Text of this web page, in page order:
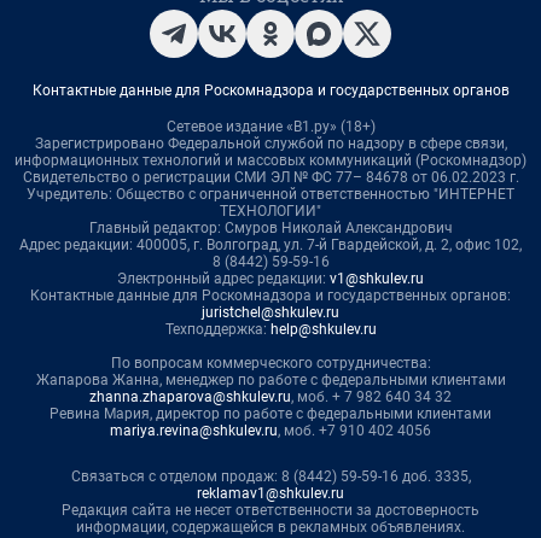
Контактные данные для Роскомнадзора и государственных органов
Сетевое издание «В1.ру» (18+)
Зарегистрировано Федеральной службой по надзору в сфере связи,
информационных технологий и массовых коммуникаций (Роскомнадзор)
Свидетельство о регистрации СМИ ЭЛ № ФС 77– 84678 от 06.02.2023 г.
Учредитель: Общество с ограниченной ответственностью "ИНТЕРНЕТ
ТЕХНОЛОГИИ"
Главный редактор: Смуров Николай Александрович
Адрес редакции: 400005, г. Волгоград, ул. 7-й Гвардейской, д. 2, офис 102,
8 (8442) 59-59-16
Электронный адрес редакции: v1@shkulev.ru
Контактные данные для Роскомнадзора и государственных органов:
juristchel@shkulev.ru
Техподдержка: help@shkulev.ru
По вопросам коммерческого сотрудничества:
Жапарова Жанна, менеджер по работе с федеральными клиентами
zhanna.zhaparova@shkulev.ru, моб. + 7 982 640 34 32
Ревина Мария, директор по работе с федеральными клиентами
mariya.revina@shkulev.ru, моб. +7 910 402 4056
Связаться с отделом продаж: 8 (8442) 59-59-16 доб. 3335,
reklamav1@shkulev.ru
Редакция сайта не несет ответственности за достоверность
информации, содержащейся в рекламных объявлениях.